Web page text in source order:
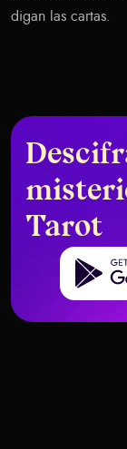
digan las cartas.
Tarot
Get it on